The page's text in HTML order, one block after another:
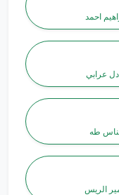
احمد
عرابي
طه
الريس